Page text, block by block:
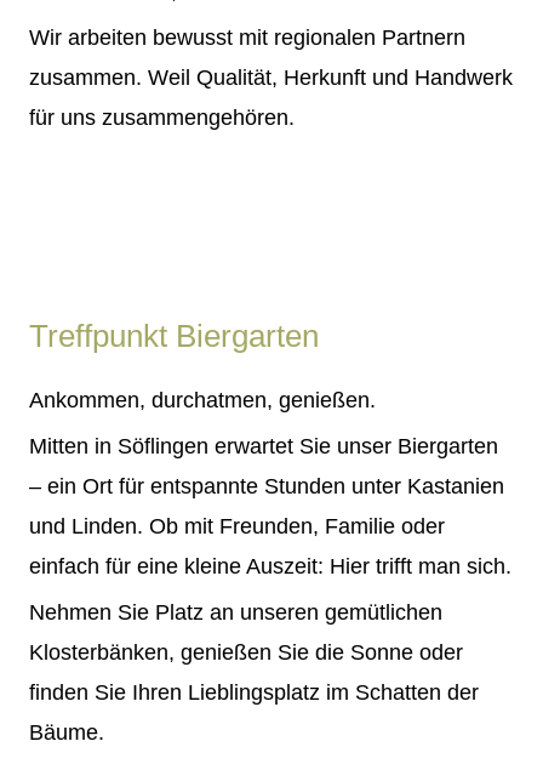
Wir arbeiten bewusst mit regionalen Partnern
zusammen. Weil Qualität, Herkunft und Handwerk
für uns zusammengehören.
Treffpunkt Biergarten
Ankommen, durchatmen, genießen.
Mitten in Söflingen erwartet Sie unser Biergarten
– ein Ort für entspannte Stunden unter Kastanien
und Linden. Ob mit Freunden, Familie oder
einfach für eine kleine Auszeit: Hier trifft man sich.
Nehmen Sie Platz an unseren gemütlichen
Klosterbänken, genießen Sie die Sonne oder
finden Sie Ihren Lieblingsplatz im Schatten der
Bäume.